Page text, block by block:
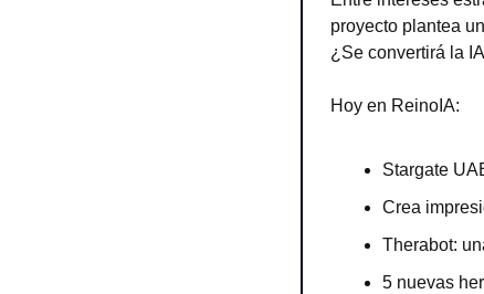
proyecto plantea
¿Se convertirá la
Hoy en ReinoIA:
Stargate
Crea
Therabot:
5 nuevas